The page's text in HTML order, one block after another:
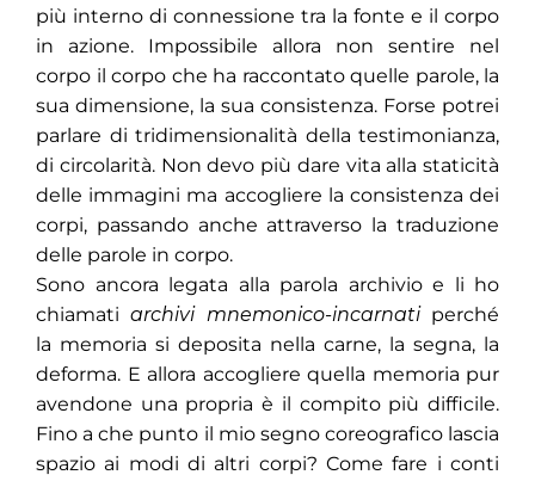
più interno di connessione tra la fonte e il corpo
in azione. Impossibile allora non sentire nel
corpo il corpo che ha raccontato quelle parole, la
sua dimensione, la sua consistenza. Forse potrei
parlare di tridimensionalità della testimonianza,
di circolarità. Non devo più dare vita alla staticità
delle immagini ma accogliere la consistenza dei
corpi, passando anche attraverso la traduzione
delle parole in corpo.
Sono ancora legata alla parola archivio e li ho
chiamatiarchivi mnemonico-incarnatiperché
la memoria si deposita nella carne, la segna, la
deforma. E allora accogliere quella memoria pur
avendone una propria è il compito più difficile.
Fino a che punto il mio segno coreografico lascia
spazio ai modi di altri corpi? Come fare i conti